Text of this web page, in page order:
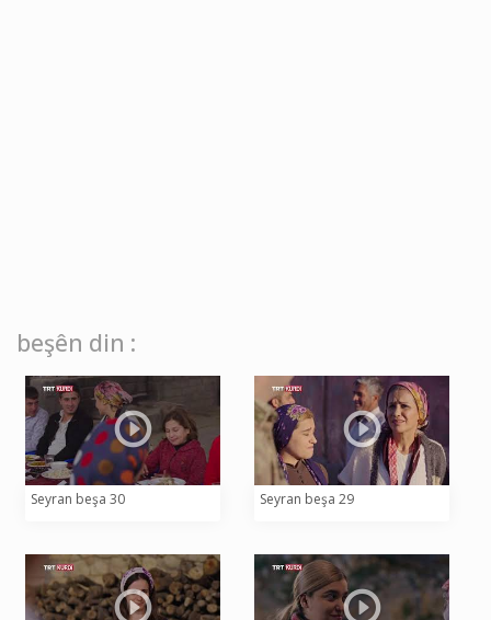
beşên din :
Seyran beşa 30 Seyran beşa 29